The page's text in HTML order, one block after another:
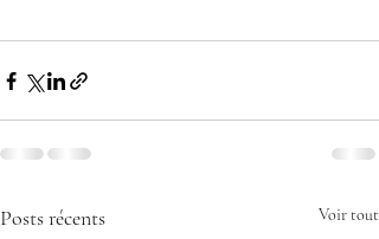
Posts récents Voir tout